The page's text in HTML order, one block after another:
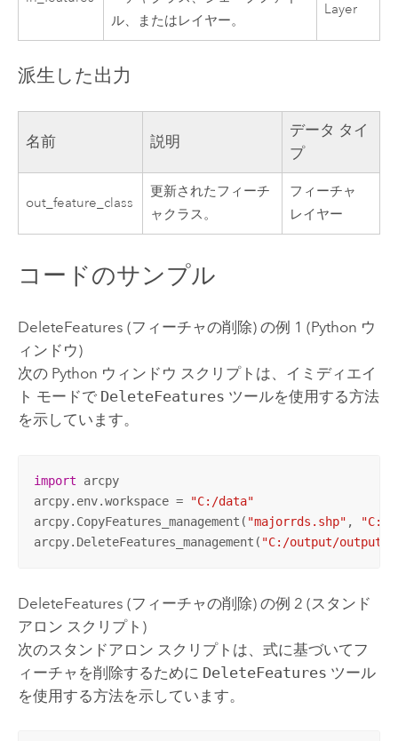
ル、またはレイヤー。
Layer
派生した出力
名前 説明
データ タイ
プ
out_feature_class
更新されたフィーチ
ャクラス。
フィーチャ
レイヤー
コードのサンプル
DeleteFeatures (フィーチャの削除) の例 1 (Python ウ
ィンドウ)
次の Python ウィンドウ スクリプトは、イミディエイ
ト モードで DeleteFeatures ツールを使用する方法
を示しています。
import arcpy
arcpy.env.workspace =
"C:/data"
arcpy.CopyFeatures_management( "majorrds.shp" ,
"C:/
arcpy.DeleteFeatures_management( "C:/output/
DeleteFeatures (フィーチャの削除) の例 2 (スタンド
アロン スクリプト)
次のスタンドアロン スクリプトは、式に基づいてフ
ィーチャを削除するために DeleteFeatures ツール
を使用する方法を示しています。